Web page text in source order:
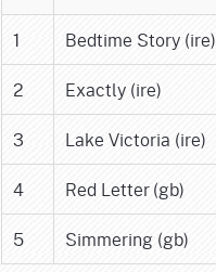
1 Bedtime Story (ire)
2
Exactly (ire)
3
Lake Victoria (ire)
4
Red Letter (gb)
5
Simmering (gb)